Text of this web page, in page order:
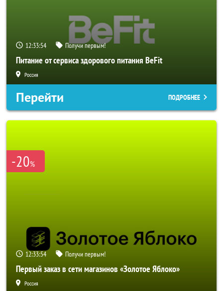
12:33:52 Получи первым!
Питание от сервиса здорового питания BeFit
Россия
Перейти ПОДРОБНЕЕ
-20%
12:33:52 Получи первым!
Первый заказ в сети магазинов «Золотое Яблоко»
Россия